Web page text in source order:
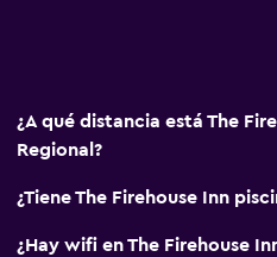
¿A qué distancia está The
Regional?
¿Tiene The Firehouse Inn
¿Hay wifi en The Firehouse